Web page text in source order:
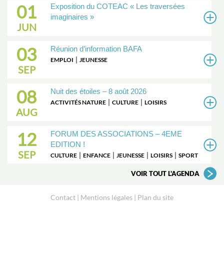
01
JUN
Exposition du COTEAC « Les traversées
imaginaires »
03
SEP
Réunion d’information BAFA
EMPLOI | JEUNESSE
08
AUG
Nuit des étoiles – 8 août 2026
ACTIVITÉS NATURE |CULTURE |LOISIRS
12
SEP
FORUM DES ASSOCIATIONS – 4EME
EDITION !
CULTURE |ENFANCE | JEUNESSE |LOISIRS |SPORT
VOIR TOUT L'AGENDA
Contact Mentions légales Plan du site